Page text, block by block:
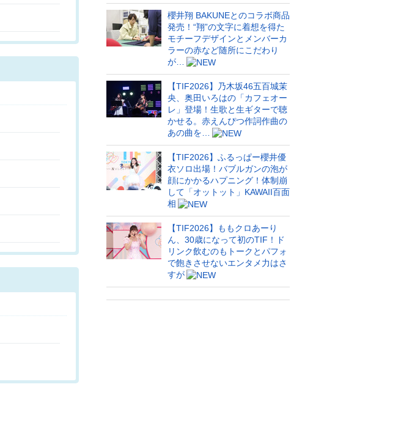
櫻井翔 BAKUNEとのコラボ商品
発売！“翔”の文字に着想を得た
モチーフデザインとメンバーカ
ラーの赤など随所にこだわり
が…
【TIF2026】乃木坂46五百城茉
央、奥田いろはの「カフェオー
レ」登場！生歌と生ギターで聴
かせる。赤えんぴつ作詞作曲の
あの曲を…
【TIF2026】ふるっぱー櫻井優
衣ソロ出場！バブルガンの泡が
顔にかかるハプニング！体制崩
して「オットット」KAWAII百面
相
【TIF2026】ももクロあーり
ん、30歳になって初のTIF！ド
リンク飲むのもトークとパフォ
で飽きさせないエンタメ力はさ
すが